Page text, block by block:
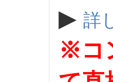
▶ 詳
※コ